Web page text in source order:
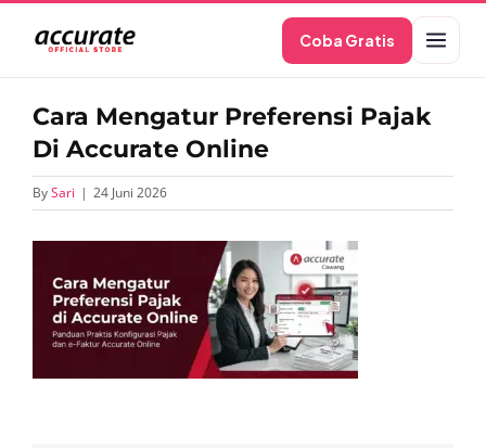
content
Coba Gratis
Cara Mengatur Preferensi Pajak
Di Accurate Online
BySari | 24 Juni 2026